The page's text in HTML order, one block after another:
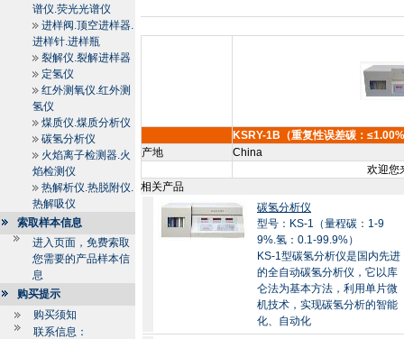
谱仪.荧光光谱仪
进样阀.顶空进样器.
进样针.进样瓶
裂解仪.裂解进样器
定氢仪
红外测氧仪.红外测
氢仪
煤质仪.煤质分析仪
碳氢分析仪
火焰离子检测器.火
焰检测仪
热解析仪.热脱附仪.
热解吸仪
索取样本信息
进入页面，免费索取
您需要的产品样本信
息
购买提示
购买须知
联系信息：
KSRY-1B（重复性误差碳：
产地
China
欢迎您
相关产品
碳氢分析仪
型号：KS-1（量程碳：1-9
9%.氢：0.1-99.9%）
KS-1型碳氢分析仪是国内先进
的全自动碳氢分析仪，它以库
仑法为基本方法，利用单片微
机技术，实现碳氢分析的智能
化、自动化